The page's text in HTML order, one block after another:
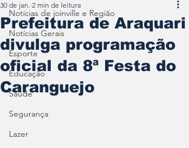
Notícias de joinville e Região
Notícias Gerais
Esporte
Educação
Saúde
Segurança
Lazer
Prefeitura de Araquari
divulga programação
oficial da 8ª Festa do
Caranguejo
30 de jan. 2 min de leitura